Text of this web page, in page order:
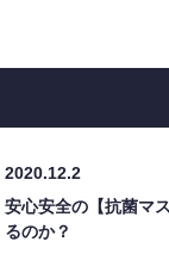
2020.12.2
安心安全の【抗菌マ
るのか？